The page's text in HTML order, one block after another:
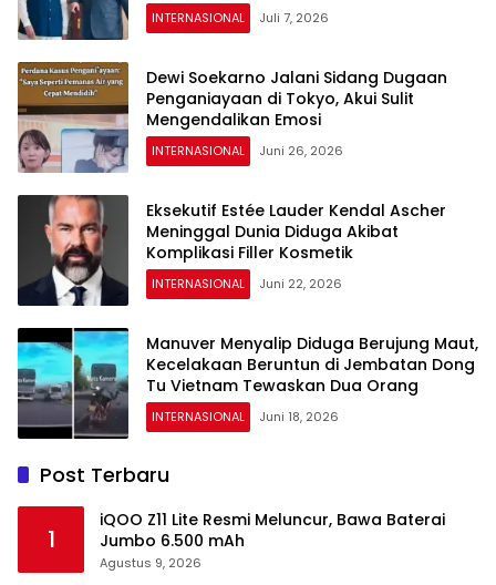
INTERNASIONAL Juli 7, 2026
Dewi Soekarno Jalani Sidang Dugaan
Penganiayaan di Tokyo, Akui Sulit
Mengendalikan Emosi
INTERNASIONAL Juni 26, 2026
Eksekutif Estée Lauder Kendal Ascher
Meninggal Dunia Diduga Akibat
Komplikasi Filler Kosmetik
INTERNASIONAL Juni 22, 2026
Manuver Menyalip Diduga Berujung Maut,
Kecelakaan Beruntun di Jembatan Dong
Tu Vietnam Tewaskan Dua Orang
INTERNASIONAL Juni 18, 2026
Post Terbaru
1
iQOO Z11 Lite Resmi Meluncur, Bawa Baterai
Jumbo 6.500 mAh
Agustus 9, 2026